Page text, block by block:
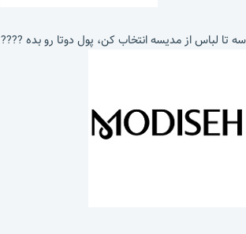
سه تا لباس از مدیسه انتخاب کن، پول دوتا رو بده ????